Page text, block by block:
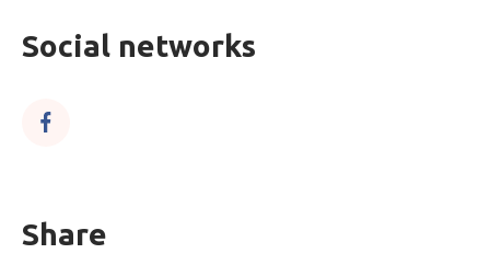
Social networks
Share